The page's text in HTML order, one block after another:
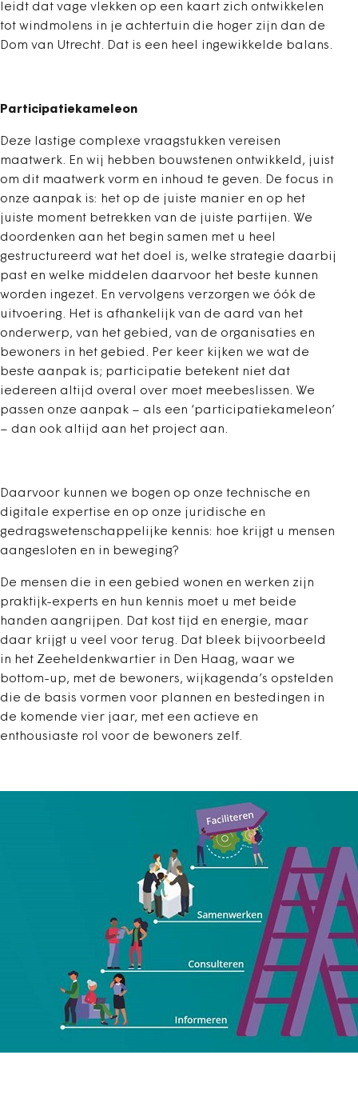
leidt dat vage vlekken op een kaart zich ontwikkelen
tot windmolens in je achtertuin die hoger zijn dan de
Dom van Utrecht. Dat is een heel ingewikkelde balans.
Participatiekameleon
Deze lastige complexe vraagstukken vereisen
maatwerk. En wij hebben bouwstenen ontwikkeld, juist
om dit maatwerk vorm en inhoud te geven. De focus in
onze aanpak is: het op de juiste manier en op het
juiste moment betrekken van de juiste partijen. We
doordenken aan het begin samen met u heel
gestructureerd wat het doel is, welke strategie daarbij
past en welke middelen daarvoor het beste kunnen
worden ingezet. En vervolgens verzorgen we óók de
uitvoering. Het is afhankelijk van de aard van het
onderwerp, van het gebied, van de organisaties en
bewoners in het gebied. Per keer kijken we wat de
beste aanpak is; participatie betekent niet dat
iedereen altijd overal over moet meebeslissen. We
passen onze aanpak – als een ‘participatiekameleon’
– dan ook altijd aan het project aan.
Daarvoor kunnen we bogen op onze technische en
digitale expertise en op onze juridische en
gedragswetenschappelijke kennis: hoe krijgt u mensen
aangesloten en in beweging?
De mensen die in een gebied wonen en werken zijn
praktijk-experts en hun kennis moet u met beide
handen aangrijpen. Dat kost tijd en energie, maar
daar krijgt u veel voor terug. Dat bleek bijvoorbeeld
in het Zeeheldenkwartier in Den Haag, waar we
bottom-up, met de bewoners, wijkagenda’s opstelden
die de basis vormen voor plannen en bestedingen in
de komende vier jaar, met een actieve en
enthousiaste rol voor de bewoners zelf.